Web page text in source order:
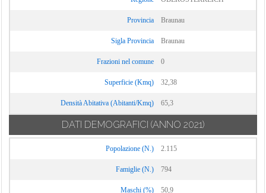
Provincia Braunau
Sigla Provincia Braunau
Frazioni nel comune 0
Superficie (Kmq) 32,38
Densità Abitativa (Abitanti/Kmq) 65,3
DATI DEMOGRAFICI (ANNO 2021)
Popolazione (N.) 2.115
Famiglie (N.) 794
Maschi (%) 50,9